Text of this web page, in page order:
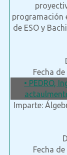
programación
de ESO y
Fecha
• PEDRO,
Imparte:
Fecha